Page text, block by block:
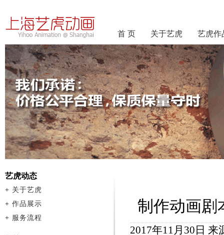
首 页 关于艺虎 艺虎作
制作动画剧
2017年11月30日 来
艺虎动态
+ 关于艺虎
+ 作品展示
+ 服务流程